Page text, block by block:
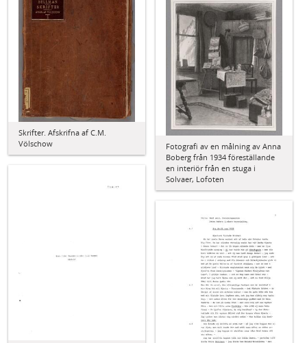
Skrifter. Afskrifna af C.M.
Völschow
Fotografi av en målning av Anna
Boberg från 1934 föreställande
en interiör från en stuga i
Solvaer, Lofoten